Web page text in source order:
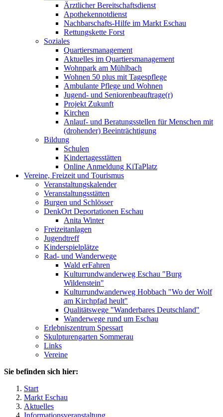
Ärztlicher Bereitschaftsdienst
Apothekennotdienst
Nachbarschafts-Hilfe im Markt Eschau
Rettungskette Forst
Soziales
Quartiersmanagement
Aktuelles im Quartiersmanagement
Wohnpark am Mühlbach
Wohnen 50 plus mit Tagespflege
Ambulante Pflege und Wohnen
Jugend- und Seniorenbeauftrage(r)
Projekt Zukunft
Kirchen
Anlauf- und Beratungsstellen für Menschen mit
(drohender) Beeinträchtigung
Bildung
Schulen
Kindertagesstätten
Online Anmeldung KiTaPlatz
Vereine, Freizeit und Tourismus
Veranstaltungskalender
Veranstaltungsstätten
Burgen und Schlösser
DenkOrt Deportationen Eschau
Anita Winter
Freizeitanlagen
Jugendtreff
Kinderspielplätze
Rad- und Wanderwege
Wald erFahren
Kulturrundwanderweg Eschau "Burg
Wildenstein"
Kulturrundwanderweg Hobbach "Wo der Wolf
am Kirchpfad heult"
Qualitätswege "Wanderbares Deutschland"
Wanderwege rund um Eschau
Erlebniszentrum Spessart
Skulpturengarten Sommerau
Links
Vereine
Sie befinden sich hier:
Start
Markt Eschau
Aktuelles
Informationsveranstaltung